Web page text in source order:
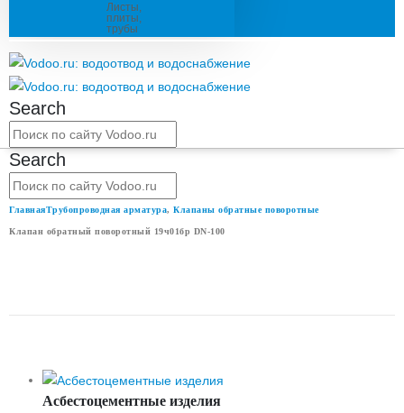
Листы,
плиты,
трубы
Search
Search
ГлавнаяТрубопроводная арматура, Клапаны обратные поворотные
Клапан обратный поворотный 19ч01бр DN-100
Асбестоцементные изделия